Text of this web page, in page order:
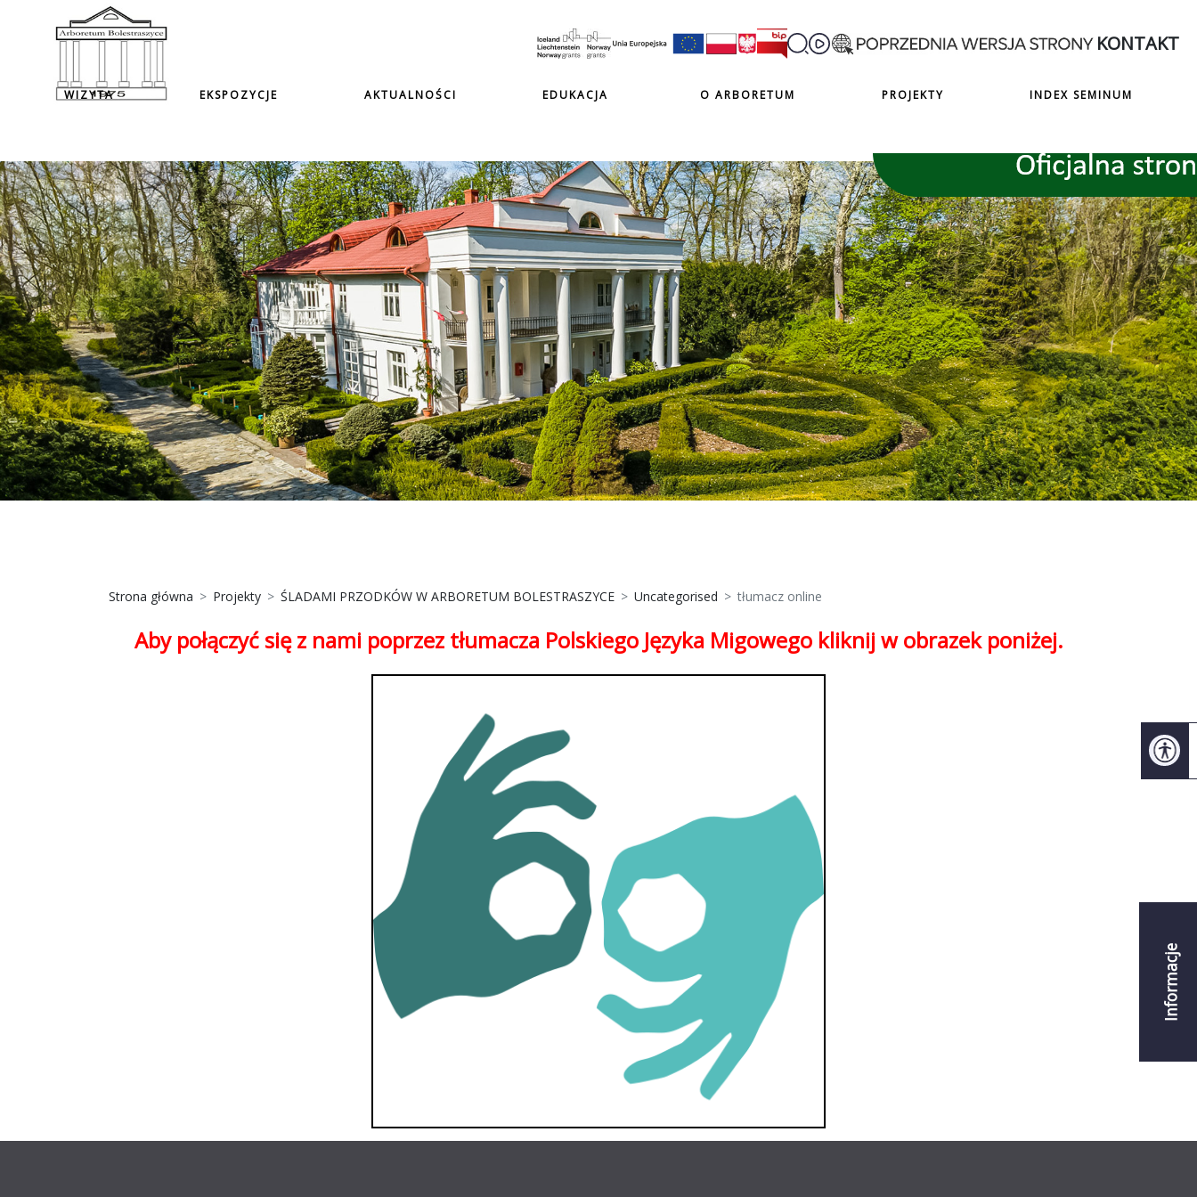
KONTAKT
WIZYTA EKSPOZYCJE AKTUALNOŚCI EDUKACJA O ARBORETUM PROJEKTY INDEX SEMINUM
Informacje
Strona główna Projekty ŚLADAMI PRZODKÓW W ARBORETUM BOLESTRASZYCE Uncategorised tłumacz online
Aby połączyć się z nami poprzez tłumacza Polskiego Języka Migowego kliknij w obrazek poniżej.